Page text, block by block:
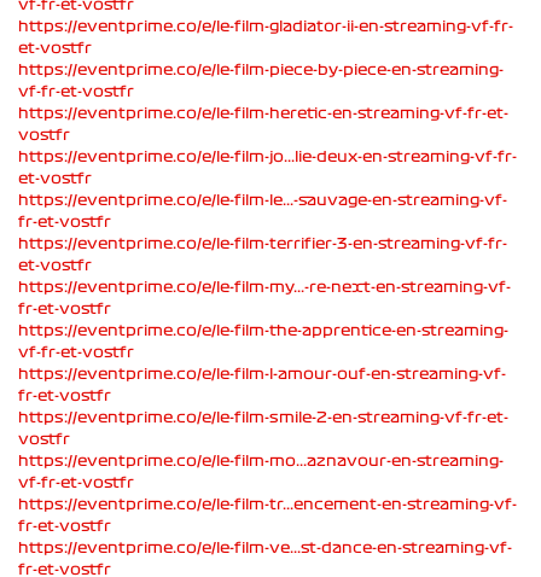
vf-fr-et-vostfr
https://eventprime.co/e/le-film-gladiator-ii-en-streaming-vf-fr-
et-vostfr
https://eventprime.co/e/le-film-piece-by-piece-en-streaming-
vf-fr-et-vostfr
https://eventprime.co/e/le-film-heretic-en-streaming-vf-fr-et-
vostfr
https://eventprime.co/e/le-film-jo...lie-deux-en-streaming-vf-fr-
et-vostfr
https://eventprime.co/e/le-film-le...-sauvage-en-streaming-vf-
fr-et-vostfr
https://eventprime.co/e/le-film-terrifier-3-en-streaming-vf-fr-
et-vostfr
https://eventprime.co/e/le-film-my...-re-next-en-streaming-vf-
fr-et-vostfr
https://eventprime.co/e/le-film-the-apprentice-en-streaming-
vf-fr-et-vostfr
https://eventprime.co/e/le-film-l-amour-ouf-en-streaming-vf-
fr-et-vostfr
https://eventprime.co/e/le-film-smile-2-en-streaming-vf-fr-et-
vostfr
https://eventprime.co/e/le-film-mo...aznavour-en-streaming-
vf-fr-et-vostfr
https://eventprime.co/e/le-film-tr...encement-en-streaming-vf-
fr-et-vostfr
https://eventprime.co/e/le-film-ve...st-dance-en-streaming-vf-
fr-et-vostfr